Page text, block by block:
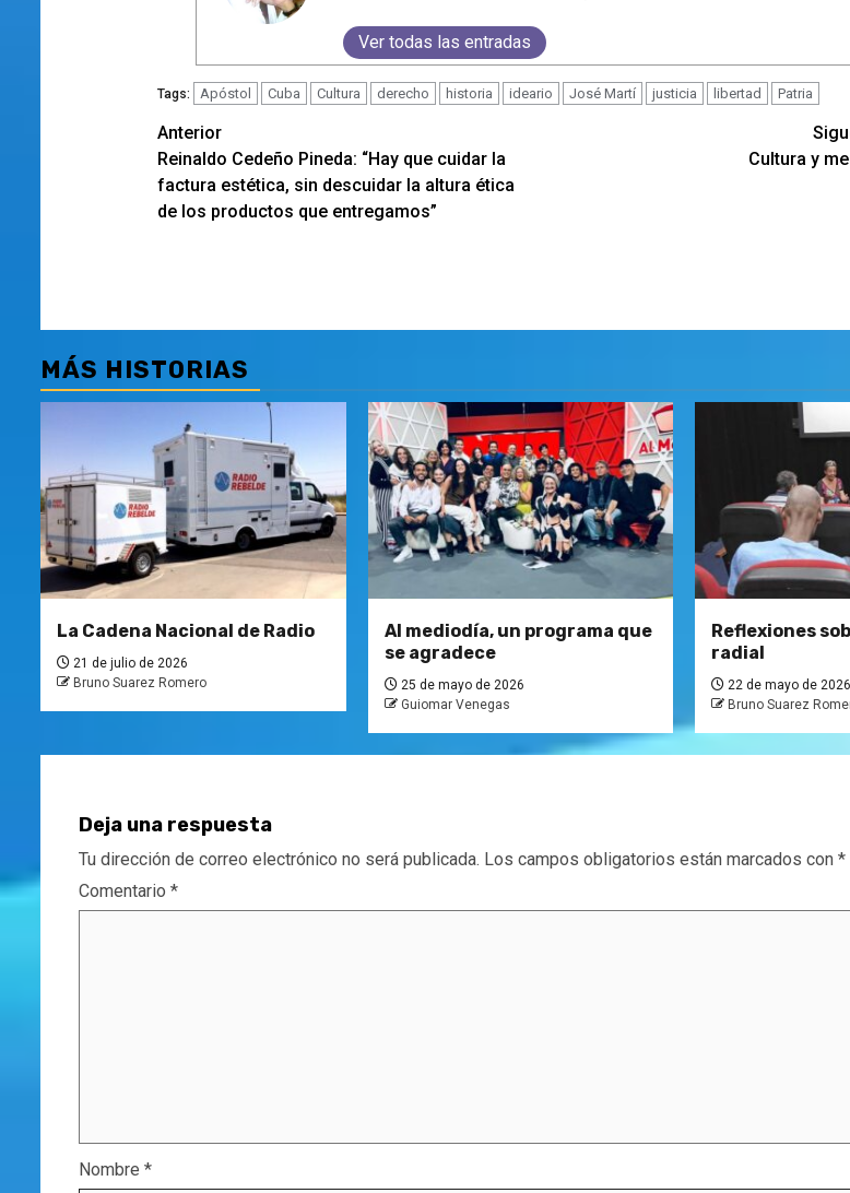
Ver todas las entradas
Tags: Apóstol Cuba Cultura derecho historia ideario José Martí justicia libertad Patria
Navegación
de
entradas
Anterior
Reinaldo Cedeño Pineda: “Hay que cuidar la
factura estética, sin descuidar la altura ética
de los productos que entregamos”
Cultura y
MÁS HISTORIAS
La Cadena Nacional de Radio
21 de julio de 2026
Bruno Suarez Romero
Al mediodía, un programa que
se agradece
25 de mayo de 2026
Guiomar Venegas
Reflexiones
radial
22 de mayo de 2026
Bruno Suarez
Deja una respuesta
Tu dirección de correo electrónico no será publicada. Los campos obligatorios están marcados con *
Comentario *
Nombre *